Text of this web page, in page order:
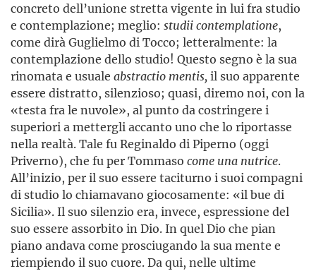
concreto dell’unione stretta vigente in lui fra studio
e contemplazione; meglio: studii contemplatione,
come dirà Guglielmo di Tocco; letteralmente: la
contemplazione dello studio! Questo segno è la sua
rinomata e usuale abstractio mentis, il suo apparente
essere distratto, silenzioso; quasi, diremo noi, con la
«testa fra le nuvole», al punto da costringere i
superiori a mettergli accanto uno che lo riportasse
nella realtà. Tale fu Reginaldo di Piperno (oggi
Priverno), che fu per Tommaso come una nutrice.
All’inizio, per il suo essere taciturno i suoi compagni
di studio lo chiamavano giocosamente: «il bue di
Sicilia». Il suo silenzio era, invece, espressione del
suo essere assorbito in Dio. In quel Dio che pian
piano andava come prosciugando la sua mente e
riempiendo il suo cuore. Da qui, nelle ultime